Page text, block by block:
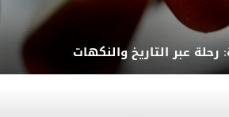
رحلة عبر التاريخ والنكهات